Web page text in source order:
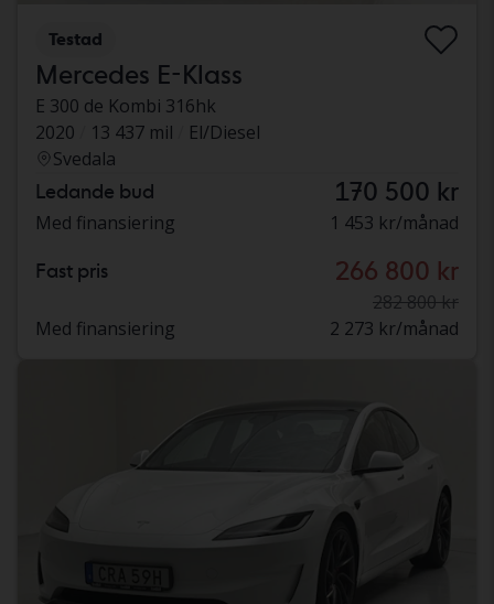
Testad
Mercedes E-Klass
E 300 de Kombi 316hk
2020
13 437 mil
El/Diesel
Svedala
Ledande bud 170 500 kr
Med finansiering 1 453 kr/månad
Fast pris 266 800 kr
282 800 kr
Med finansiering
2 273 kr/månad